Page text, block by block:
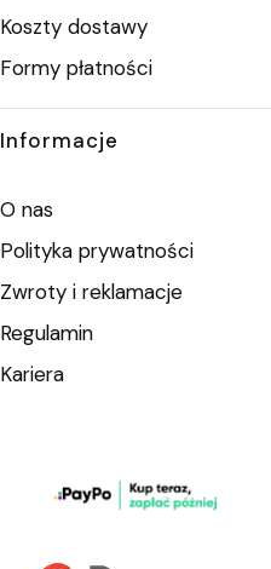
Koszty dostawy
Formy płatności
Informacje
O nas
Polityka prywatności
Zwroty i reklamacje
Regulamin
Kariera